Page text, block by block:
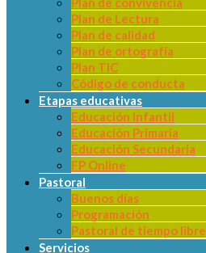
Plan de Lectura
Plan de calidad
Plan de ortografía
Plan TIC
Código de conducta
Etapas educativas
Educación Infantil
Educación Primaria
Educación Secundaria
FP Online
Pastoral
Buenos días
Programación
Pastoral de tiempo libre
Servicios